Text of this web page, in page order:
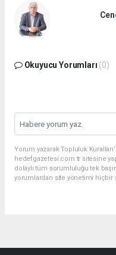
Okuyucu Yorumları (0)
Yorum yazarak Topluluk
hedefgazetesi.com.tr sitesine
dolaylı tüm sorumluluğu tek
yorumlardan site yönetimi hiçbir